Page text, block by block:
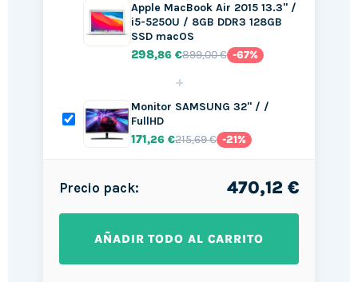
Apple MacBook Air 2015 13.3" /
i5-5250U / 8GB DDR3 128GB
SSD macOS
298,86 €899,00 € -67%
+
Monitor SAMSUNG 32" / /
FullHD
171,26 €215,69 € -21%
Precio pack: 470,12 €
AÑADIR TODO AL CARRITO